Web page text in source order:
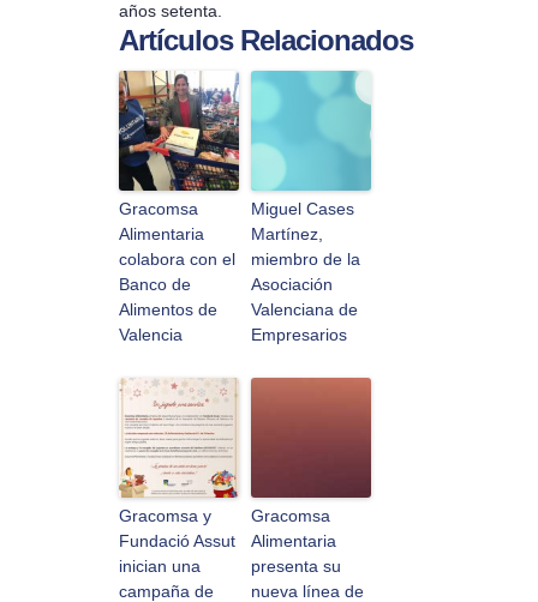
años setenta.
Artículos Relacionados
Gracomsa
Alimentaria
colabora con el
Banco de
Alimentos de
Valencia
Miguel Cases
Martínez,
miembro de la
Asociación
Valenciana de
Empresarios
Gracomsa y
Fundació Assut
inician una
campaña de
Gracomsa
Alimentaria
presenta su
nueva línea de